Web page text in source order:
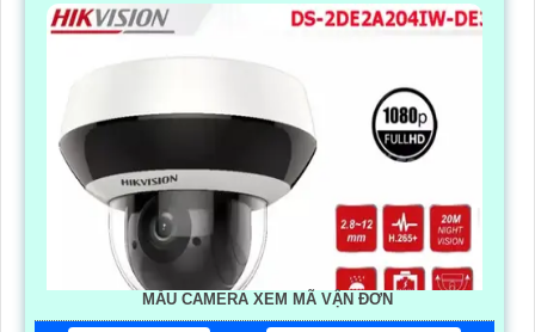
MẪU CAMERA XEM MÃ VẬN ĐƠN